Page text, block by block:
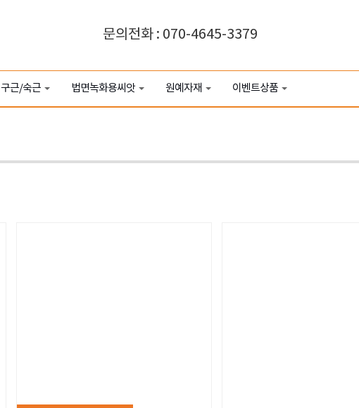
문의전화 : 070-4645-3379
구근/숙근 법면녹화용씨앗 원예자재 이벤트상품